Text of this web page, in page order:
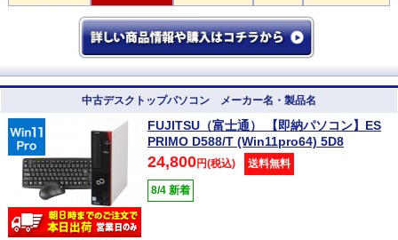
中古デスクトップパソコン メーカー名・製品名
FUJITSU（富士通） 【即納パソコン】ES
PRIMO D588/T (Win11pro64) 5D8
24,800円(税込) 送料無料
8/4 新着